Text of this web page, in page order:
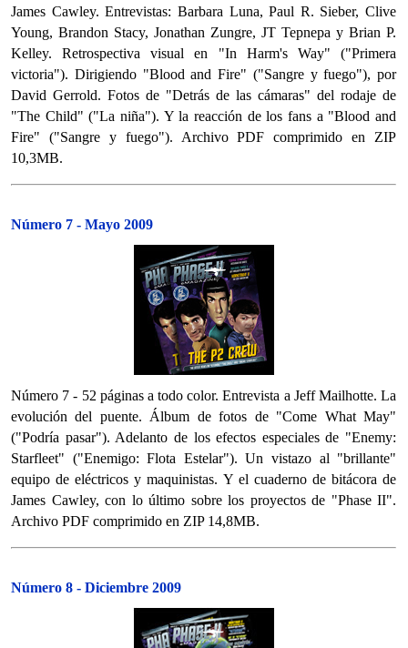
James Cawley. Entrevistas: Barbara Luna, Paul R. Sieber, Clive
Young, Brandon Stacy, Jonathan Zungre, JT Tepnepa y Brian P.
Kelley. Retrospectiva visual en "In Harm's Way" ("Primera
victoria"). Dirigiendo "Blood and Fire" ("Sangre y fuego"), por
David Gerrold. Fotos de "Detrás de las cámaras" del rodaje de
"The Child" ("La niña"). Y la reacción de los fans a "Blood and
Fire" ("Sangre y fuego"). Archivo PDF comprimido en ZIP
10,3MB.
Número 7 - Mayo 2009
Número 7 - 52 páginas a todo color. Entrevista a Jeff Mailhotte. La
evolución del puente. Álbum de fotos de "Come What May"
("Podría pasar"). Adelanto de los efectos especiales de "Enemy:
Starfleet" ("Enemigo: Flota Estelar"). Un vistazo al "brillante"
equipo de eléctricos y maquinistas. Y el cuaderno de bitácora de
James Cawley, con lo último sobre los proyectos de "Phase II".
Archivo PDF comprimido en ZIP 14,8MB.
Número 8 - Diciembre 2009